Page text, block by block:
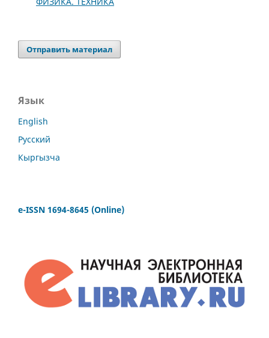
Отправить материал
Язык
English
Русский
Кыргызча
e-ISSN 1694-8645 (Online)